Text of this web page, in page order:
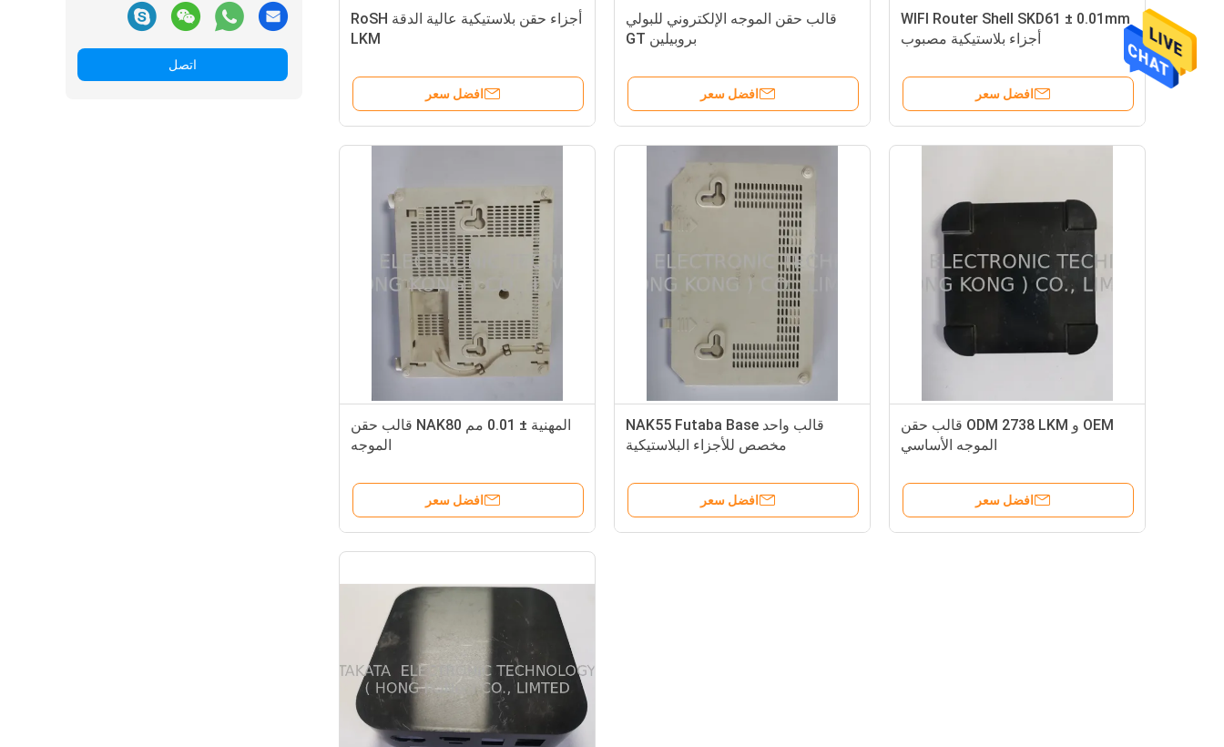
اتصل
أجزاء حقن بلاستيكية عالية الدقة RoSH
LKM
افضل سعر
قالب حقن الموجه الإلكتروني للبولي
بروبيلين GT
افضل سعر
WIFI Router Shell SKD61 ± 0.01mm
أجزاء بلاستيكية مصبوب
افضل سعر
المهنية ± 0.01 مم NAK80 قالب حقن
الموجه
افضل سعر
قالب واحد NAK55 Futaba Base
مخصص للأجزاء البلاستيكية
افضل سعر
OEM و ODM 2738 LKM قالب حقن
الموجه الأساسي
افضل سعر